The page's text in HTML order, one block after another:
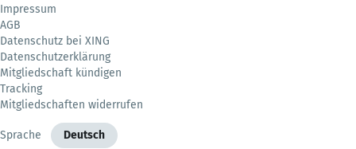
Impressum
AGB
Datenschutz bei XING
Datenschutzerklärung
Mitgliedschaft kündigen
Tracking
Mitgliedschaften widerrufen
Sprache Deutsch